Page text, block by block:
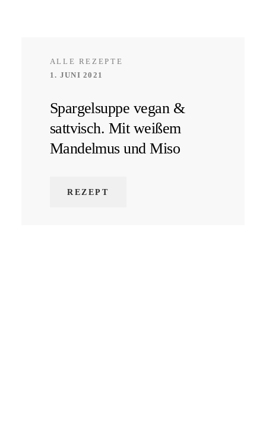
ALLE REZEPTE
1. JUNI 2021
Spargelsuppe vegan &
sattvisch. Mit weißem
Mandelmus und Miso
REZEPT